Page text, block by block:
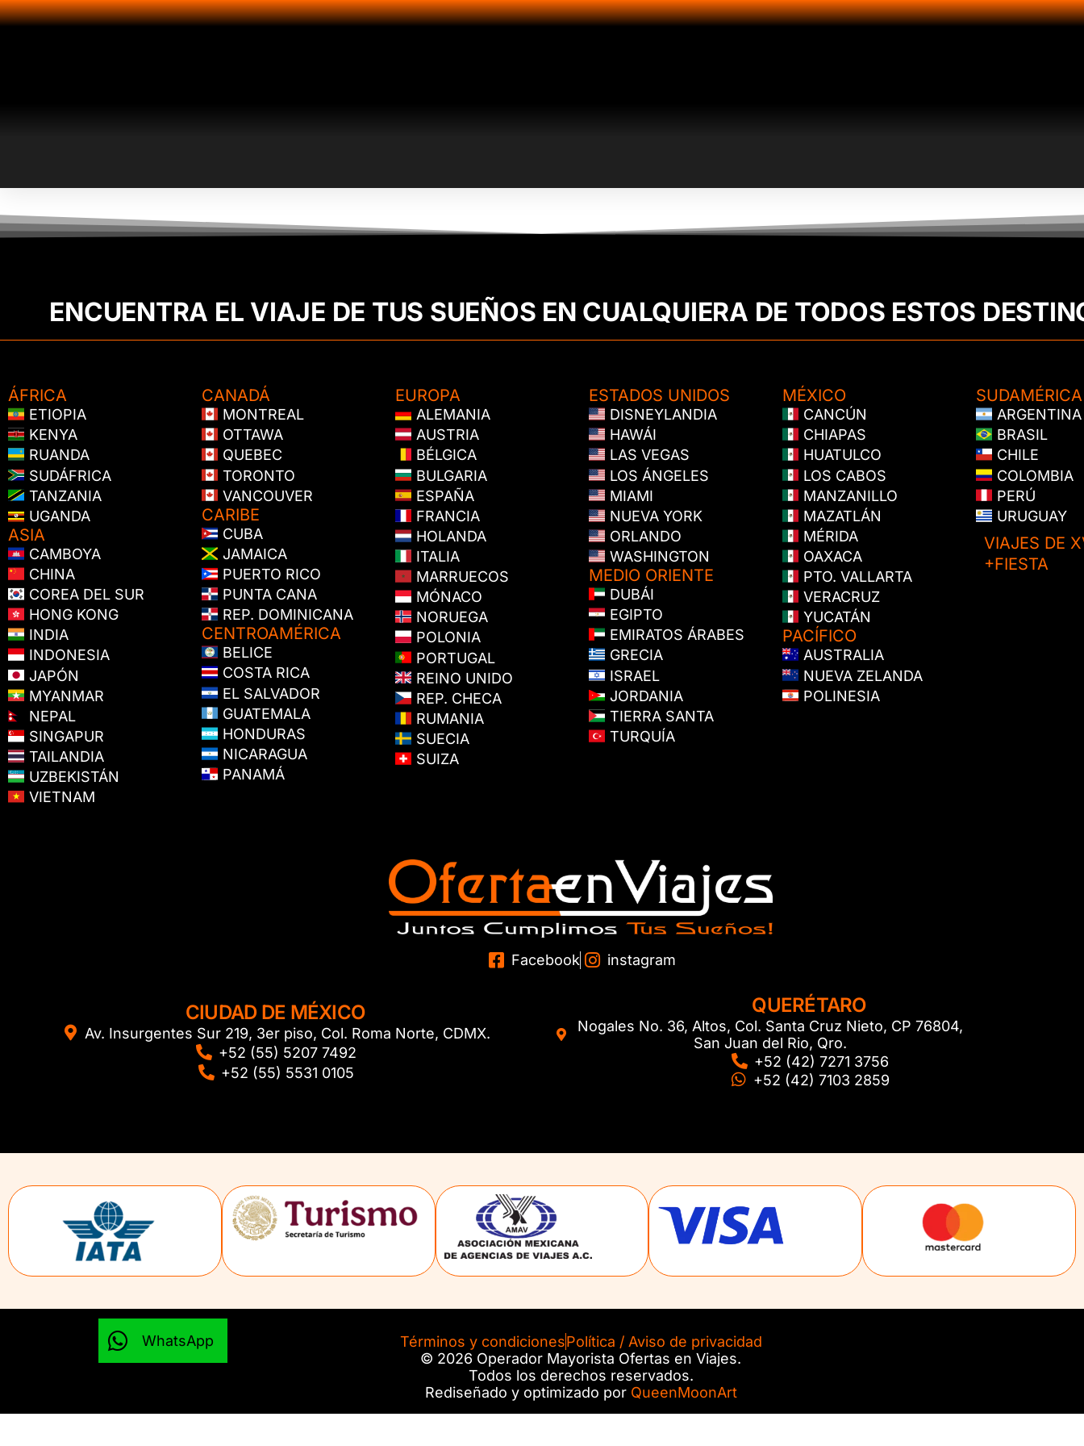
ENCUENTRA EL VIAJE DE TUS SUEÑOS EN CUALQUIERA DE TODOS ESTOS
ÁFRICA
ETIOPIA
KENYA
RUANDA
SUDÁFRICA
TANZANIA
UGANDA
ASIA
CAMBOYA
CHINA
COREA DEL SUR
HONG KONG
INDIA
INDONESIA
JAPÓN
MYANMAR
NEPAL
SINGAPUR
TAILANDIA
UZBEKISTÁN
VIETNAM
CANADÁ
MONTREAL
OTTAWA
QUEBEC
TORONTO
VANCOUVER
CARIBE
CUBA
JAMAICA
PUERTO RICO
PUNTA CANA
REP. DOMINICANA
CENTROAMÉRICA
BELICE
COSTA RICA
EL SALVADOR
GUATEMALA
HONDURAS
NICARAGUA
PANAMÁ
EUROPA
ALEMANIA
AUSTRIA
BÉLGICA
BULGARIA
ESPAÑA
FRANCIA
HOLANDA
ITALIA
MARRUECOS
MÓNACO
NORUEGA
POLONIA
PORTUGAL
REINO UNIDO
REP. CHECA
RUMANIA
SUECIA
SUIZA
ESTADOS UNIDOS
DISNEYLANDIA
HAWÁI
LAS VEGAS
LOS ÁNGELES
MIAMI
NUEVA YORK
ORLANDO
WASHINGTON
MEDIO ORIENTE
DUBÁI
EGIPTO
EMIRATOS ÁRABES
GRECIA
ISRAEL
JORDANIA
TIERRA SANTA
TURQUÍA
MÉXICO
CANCÚN
CHIAPAS
HUATULCO
LOS CABOS
MANZANILLO
MAZATLÁN
MÉRIDA
OAXACA
PTO. VALLARTA
VERACRUZ
YUCATÁN
PACÍFICO
AUSTRALIA
NUEVA ZELANDA
POLINESIA
SUDAMÉRICA
ARGENTINA
BRASIL
CHILE
COLOMBIA
PERÚ
URUGUAY
VIAJES DE
+FIESTA
Facebook instagram
CIUDAD DE MÉXICO
Av. Insurgentes Sur 219, 3er piso, Col. Roma Norte, CDMX.
+52 (55) 5207 7492
+52 (55) 5531 0105
QUERÉTARO
Nogales No. 36, Altos, Col. Santa Cruz Nieto, CP 76804,
San Juan del Rio, Qro.
+52 (42) 7271 3756
+52 (42) 7103 2859
Términos y condicionesPolítica / Aviso de privacidad
© 2026 Operador Mayorista Ofertas en Viajes.
Todos los derechos reservados.
Rediseñado y optimizado por QueenMoonArt
WhatsApp